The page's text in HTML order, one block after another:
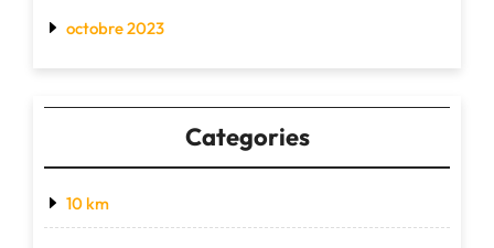
octobre 2023
Categories
10 km